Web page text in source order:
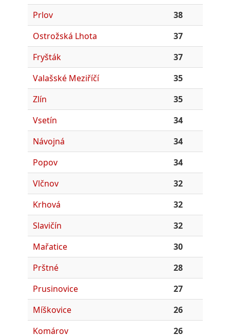
Prlov
38
Ostrožská Lhota
37
Fryšták
37
Valašské Meziříčí
35
Zlín
35
Vsetín
34
Návojná
34
Popov
34
Vlčnov
32
Krhová
32
Slavičín
32
Mařatice
30
Prštné
28
Prusinovice
27
Míškovice
26
Komárov
26